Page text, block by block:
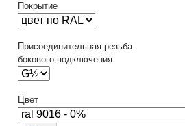
Покрытие
Присоединительная резьба
бокового подключения
Цвет